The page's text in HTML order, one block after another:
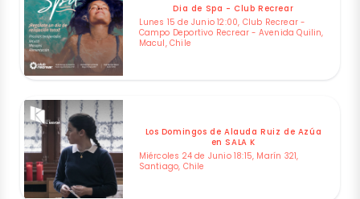
Dia de Spa - Club Recrear
Lunes 15 de Junio 12:00, Club Recrear -
Campo Deportivo Recrear - Avenida Quilin,
Macul, Chile
Los Domingos de Alauda Ruiz de Azúa
en SALA K
Miércoles 24 de Junio 18:15, Marín 321,
Santiago, Chile